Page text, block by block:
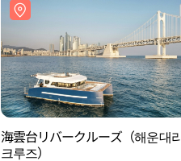
海雲台リバークルーズ（해운대
크루즈）